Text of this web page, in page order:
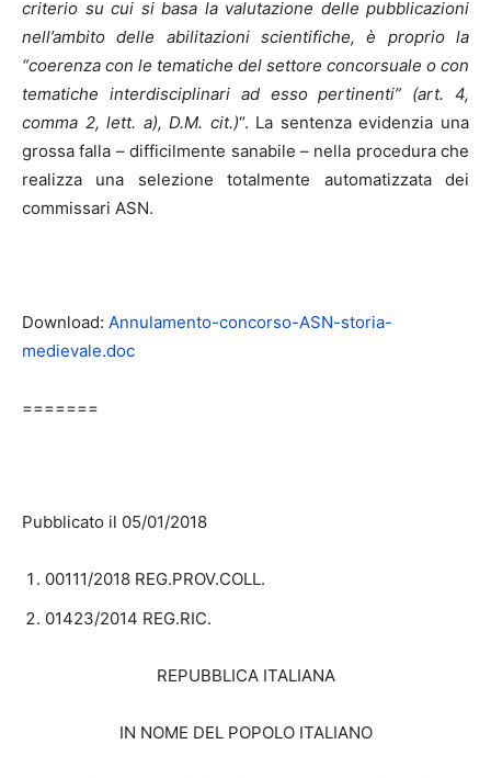
criterio su cui si basa la valutazione delle pubblicazioni
nell’ambito delle abilitazioni scientifiche, è proprio la
“coerenza con le tematiche del settore concorsuale o con
tematiche interdisciplinari ad esso pertinenti” (art. 4,
comma 2, lett. a), D.M. cit.)“. La sentenza evidenzia una
grossa falla – difficilmente sanabile – nella procedura che
realizza una selezione totalmente automatizzata dei
commissari ASN.
Download: Annulamento-concorso-ASN-storia-
medievale.doc
=======
Pubblicato il 05/01/2018
00111/2018 REG.PROV.COLL.
01423/2014 REG.RIC.
REPUBBLICA ITALIANA
IN NOME DEL POPOLO ITALIANO